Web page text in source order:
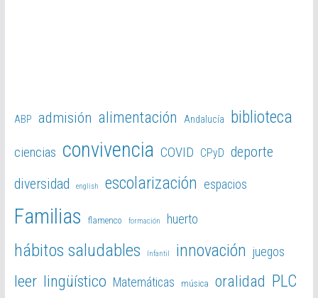
ABP admisión alimentación Andalucía biblioteca
ciencias convivencia COVID CPyD deporte
diversidad english escolarización espacios
Familias flamenco formación huerto
hábitos saludables Infantil innovación juegos
leer lingüístico Matemáticas música oralidad PLC